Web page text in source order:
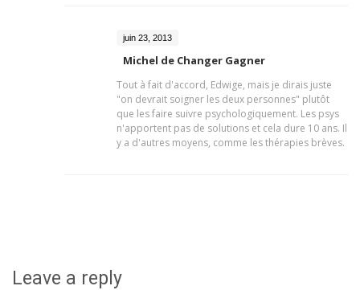
juin 23, 2013
Michel de Changer Gagner
Tout à fait d'accord, Edwige, mais je dirais juste
"on devrait soigner les deux personnes" plutôt
que les faire suivre psychologiquement. Les psys
n'apportent pas de solutions et cela dure 10 ans. Il
y a d'autres moyens, comme les thérapies brèves.
Leave a reply